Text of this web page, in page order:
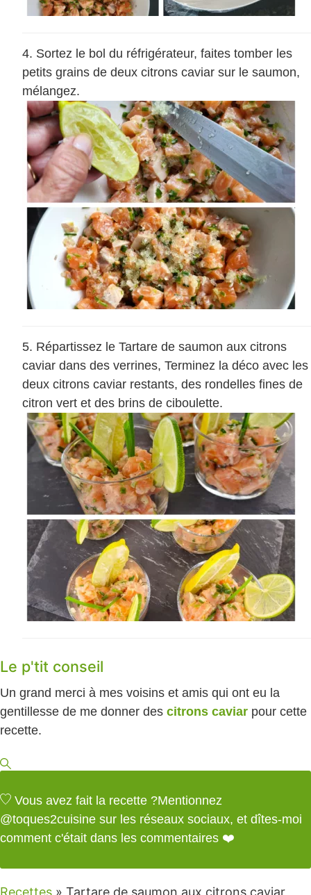
Sortez le bol du réfrigérateur, faites tomber les
petits grains de deux citrons caviar sur le saumon,
mélangez.
Répartissez le Tartare de saumon aux citrons
caviar dans des verrines, Terminez la déco avec les
deux citrons caviar restants, des rondelles fines de
citron vert et des brins de ciboulette.
Le p'tit conseil
Un grand merci à mes voisins et amis qui ont eu la
gentillesse de me donner des citrons caviar pour cette
recette.
Vous avez fait la recette ?Mentionnez
@toques2cuisine sur les réseaux sociaux, et dîtes-moi
comment c'était dans les commentaires ❤️
Recettes » Tartare de saumon aux citrons caviar